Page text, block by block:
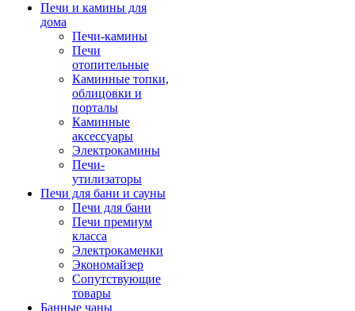
Печи и камины для
дома
Печи-камины
Печи
отопительные
Каминные топки,
облицовки и
порталы
Каминные
аксессуары
Электрокамины
Печи-
утилизаторы
Печи для бани и сауны
Печи для бани
Печи премиум
класса
Электрокаменки
Экономайзер
Сопутствующие
товары
Банные чаны